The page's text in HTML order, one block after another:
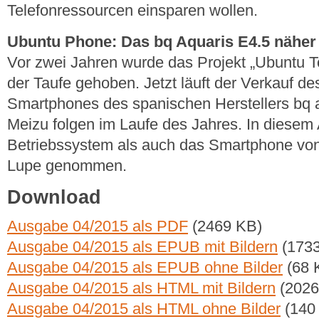
Telefonressourcen einsparen wollen.
Ubuntu Phone: Das bq Aquaris E4.5
Vor zwei Jahren wurde das Projekt „Ubuntu
der Taufe gehoben. Jetzt läuft der Verkauf
Smartphones des spanischen Herstellers bq
Meizu folgen im Laufe des Jahres. In
Betriebssystem als auch das Smartphone
Lupe genommen.
Download
Ausgabe 04/2015 als PDF (2469 KB)
Ausgabe 04/2015 als EPUB mit Bildern
Ausgabe 04/2015 als EPUB ohne Bilder (68
Ausgabe 04/2015 als HTML mit Bildern
Ausgabe 04/2015 als HTML ohne Bilder